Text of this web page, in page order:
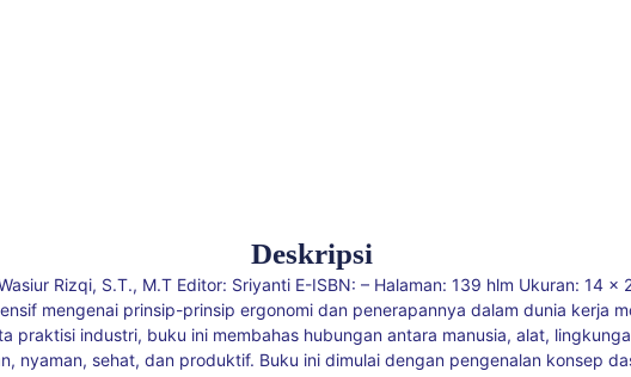
Deskripsi
Rizqi, S.T., M.T Editor: Sriyanti E-ISBN: – Halaman: 139 hlm Ukuran: 14 x
mengenai prinsip-prinsip ergonomi dan penerapannya dalam dunia kerja
praktisi industri, buku ini membahas hubungan antara manusia, alat,
nyaman, sehat, dan produktif. Buku ini dimulai dengan pengenalan konsep